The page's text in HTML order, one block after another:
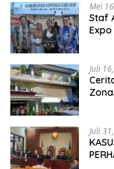
Mei
Staf
Juli
Juli